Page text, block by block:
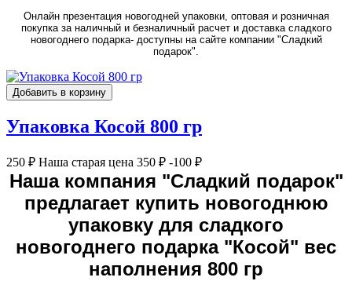
Онлайн презентация новогодней упаковки, оптовая и розничная
покупка за наличный и безналичный расчет и доставка сладкого
новогоднего подарка- доступны на сайте компании "Сладкий
подарок".
Добавить в корзину
Упаковка Косой 800 гр
250 ₽ Наша старая цена 350 ₽ -100 ₽
Наша компания "Сладкий подарок"
предлагает купить новогоднюю
упаковку для сладкого
новогоднего подарка "Косой" вес
наполнения 800 гр